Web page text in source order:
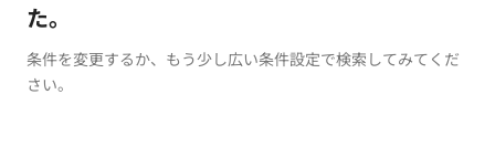
た。
条件を変更するか、もう少し広い条件設定で検索してみてくだ
さい。